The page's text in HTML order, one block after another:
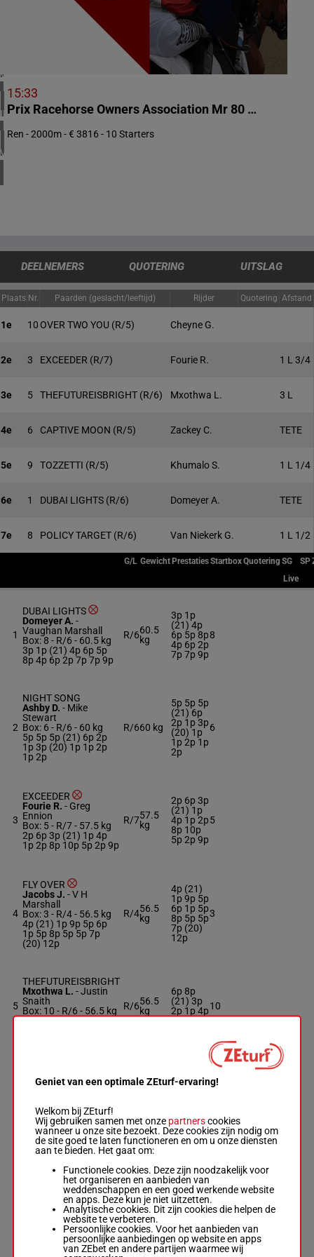
VERENIGD KONINKRIJK
5 meeting(s)
IERLAND
1 meeting(s)
VERENIGDE STATEN
4 meeting(s)
15:33
Prix Racehorse Owners Association Mr 80 Handicap
Ren - 2000m - € 3816 - 10 Starters
DEELNEMERS QUOTERING UITSLAG
Plaats Nr. Paarden (geslacht/leeftijd) Rijder Quotering Afstand
1e 10 OVER TWO YOU (R/5) Cheyne G.
2e 3 EXCEEDER (R/7) Fourie R. 1 L 3/4
3e 5 THEFUTUREISBRIGHT (R/6) Mxothwa L. 3 L
4e 6 CAPTIVE MOON (R/5) Zackey C. TETE
5e 9 TOZZETTI (R/5) Khumalo S. 1 L 1/4
6e 1 DUBAI LIGHTS (R/6) Domeyer A. TETE
7e 8 POLICY TARGET (R/6) Van Niekerk G. 1 L 1/2
G/L Gewicht PrestatiesStartboxQuoteringSG SP
Live
1
DUBAI LIGHTS
Domeyer A. -
Vaughan Marshall
Box: 8 - R/6 - 60.5 kg
3p 1p (21) 4p 6p 5p
8p 4p 6p 2p 7p 7p 9p
R/660.5
kg
3p 1p
(21) 4p
6p 5p 8p
4p 6p 2p
7p 7p 9p
8
2
NIGHT SONG
Ashby D. - Mike
Stewart
Box: 6 - R/6 - 60 kg
5p 5p 5p (21) 6p 2p
1p 3p (20) 1p 1p 2p
1p 2p
R/660 kg
5p 5p 5p
(21) 6p
2p 1p 3p
(20) 1p
1p 2p 1p
2p
6
3
EXCEEDER
Fourie R. - Greg
Ennion
Box: 5 - R/7 - 57.5 kg
2p 6p 3p (21) 1p 4p
1p 2p 8p 10p 5p 2p 9p
R/757.5
kg
2p 6p 3p
(21) 1p
4p 1p 2p
8p 10p
5p 2p 9p
5
4
FLY OVER
Jacobs J. -V H
Marshall
Box: 3 - R/4 - 56.5 kg
4p (21) 1p 9p 5p 6p
1p 5p 8p 5p 5p 7p
(20) 12p
R/456.5
kg
4p (21)
1p 9p 5p
6p 1p 5p
8p 5p 5p
7p (20)
12p
3
5
THEFUTUREISBRIGHT
Mxothwa L. -Justin
Snaith
Box: 10 - R/6 - 56.5 kg
6p 8p (21) 3p 2p 1p
R/656.5
kg
6p 8p
(21) 3p
2p 1p 4p
8p 6p
10
Zackey C.-Adam
Marcus
5p 1p 3p (21) 7p 4p
R/556 kg
5p 1p 3p
(21) 7p
9
SUPER DUKE
De Melo K.-Lucinda
Box: 4 -R/5 -56 kg
10p (21) 4p 1p 3p 5p
9p 3p 1p 6p (20) 6p
R/556 kg
5p 9p 3p
1p 6p
(20) 6p
9p
4
POLICY TARGET
Van Niekerk G.-W A
3p 1p
Geniet van een optimale ZEturf-ervaring!
Welkom bij ZEturf!
Wij gebruiken samen met onze partnerscookies
wanneer u onze site bezoekt. Deze cookies zijn nodig om
de site goed te laten functioneren en om u onze diensten
aan te bieden. Het gaat om:
Functionele cookies. Deze zijn noodzakelijk voor
het organiseren en aanbieden van
weddenschappen en een goed werkende website
en apps. Deze kun je niet uitzetten.
Analytische cookies. Dit zijn cookies die helpen de
website te verbeteren.
Persoonlijke cookies. Voor het aanbieden van
persoonlijke aanbiedingen op website en apps
van ZEbet en andere partijen waarmee wij